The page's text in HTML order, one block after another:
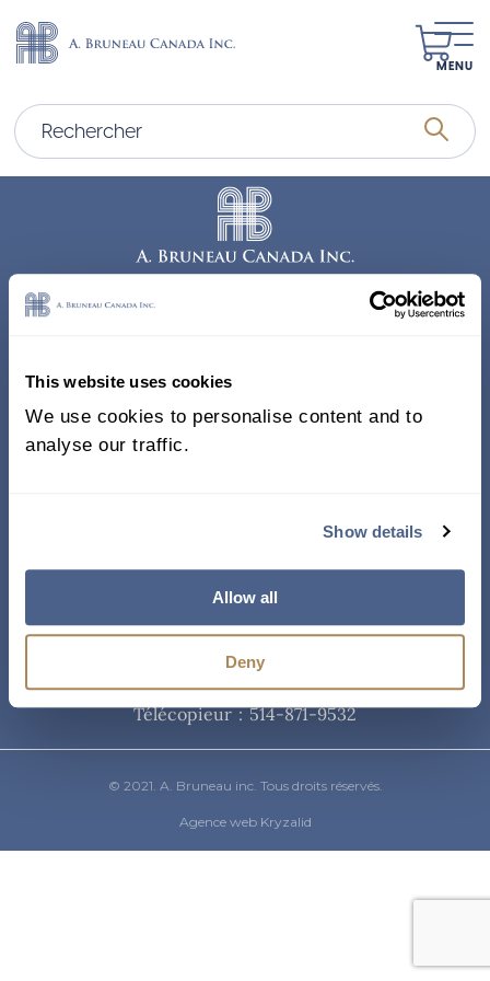
This website uses cookies
We use cookies to personalise content and to
analyse our traffic.
Show details
Allow all
Deny
MENU
338, Rue Saint-Antoine E.
Bureau 011, Montréal QC
H2Y 1A3 Canada
Téléphone
514-871-9821/ 1-800-361-8487
Télécopieur : 514-871-9532
© 2021. A. Bruneau inc. Tous droits réservés.
Agence web Kryzalid